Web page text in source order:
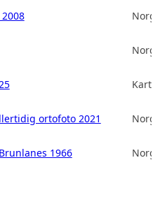
ortofoto 2021
1966